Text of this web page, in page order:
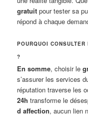
gratuit pour tester sa
répond à chaque
POURQUOI
?
En somme, choisir le
s’assurer les services
réputation traverse les
24h transforme le
d affection, aucun lien